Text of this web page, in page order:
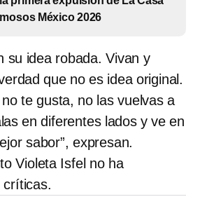
México 2026
su idea robada. Vivan y
que no es idea original.
te gusta, no las vuelvas a
en diferentes lados y ve en
sabor”, expresan.
Violeta Isfel no ha
críticas.